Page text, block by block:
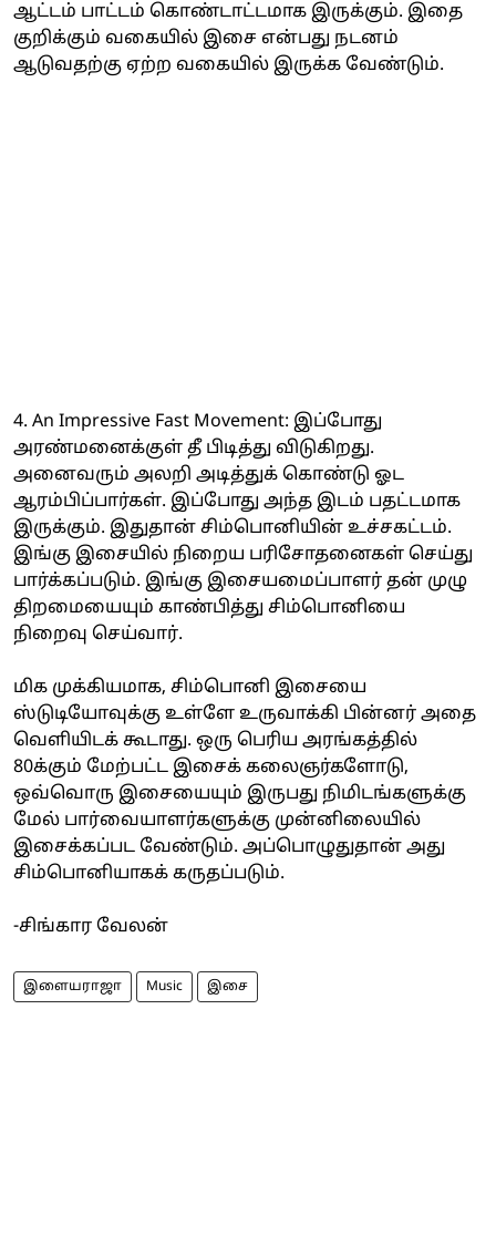
ஆட்டம் பாட்டம் கொண்டாட்டமாக இருக்கும். இதை
குறிக்கும் வகையில் இசை என்பது நடனம்
ஆடுவதற்கு ஏற்ற வகையில் இருக்க வேண்டும்.
4. An Impressive Fast Movement: இப்போது
அரண்மனைக்குள் தீ பிடித்து விடுகிறது.
அனைவரும் அலறி அடித்துக் கொண்டு ஓட
ஆரம்பிப்பார்கள். இப்போது அந்த இடம் பதட்டமாக
இருக்கும். இதுதான் சிம்பொனியின் உச்சகட்டம்.
இங்கு இசையில் நிறைய பரிசோதனைகள் செய்து
பார்க்கப்படும். இங்கு இசையமைப்பாளர் தன் முழு
திறமையையும் காண்பித்து சிம்பொனியை
நிறைவு செய்வார்.
மிக முக்கியமாக, சிம்பொனி இசையை
ஸ்டுடியோவுக்கு உள்ளே உருவாக்கி பின்னர் அதை
வெளியிடக் கூடாது. ஒரு பெரிய அரங்கத்தில்
80க்கும் மேற்பட்ட இசைக் கலைஞர்களோடு,
ஒவ்வொரு இசையையும் இருபது நிமிடங்களுக்கு
மேல் பார்வையாளர்களுக்கு முன்னிலையில்
இசைக்கப்பட வேண்டும். அப்பொழுதுதான் அது
சிம்பொனியாகக் கருதப்படும்.
-சிங்கார வேலன்
இளையராஜா Music இசை